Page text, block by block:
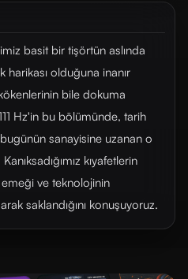
basit bir tişörtün aslında
harikası olduğuna inanır
kökenlerinin bile dokuma
Hz'in bu bölümünde, tarih
sanayisine uzanan o
kıyafetlerin
emeği ve teknolojinin
saklandığını konuşuyoruz.